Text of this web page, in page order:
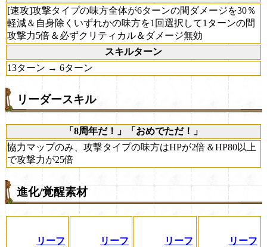
[速攻]攻撃タイプの味方全体が6ターンの間ダメージを30％
軽減＆自身除くいずれかの味方を1回選択して1ターンの間
攻撃力5倍＆必ずクリティカル＆ダメージ無効
スキルターン
13ターン → 6ターン
リーダースキル
「8周年だ！」「おめでただ！」
協力マップのみ、攻撃タイプの味方はHPが2倍＆HP80以上
で攻撃力が25倍
進化/覚醒素材
リーフ
リーフ
リーフ
リーフ